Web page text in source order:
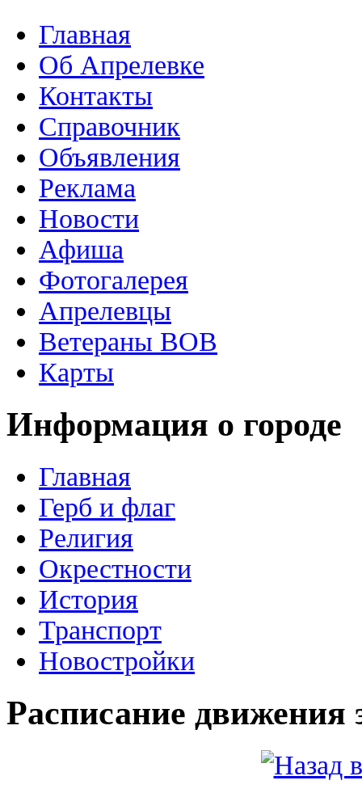
Главная
Об Апрелевке
Контакты
Справочник
Объявления
Реклама
Новости
Афиша
Фотогалерея
Апрелевцы
Ветераны ВОВ
Карты
Информация о городе
Главная
Герб и флаг
Религия
Окрестности
История
Транспорт
Новостройки
Расписание движения